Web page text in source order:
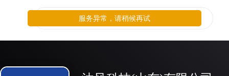
服务异常，请稍候再试